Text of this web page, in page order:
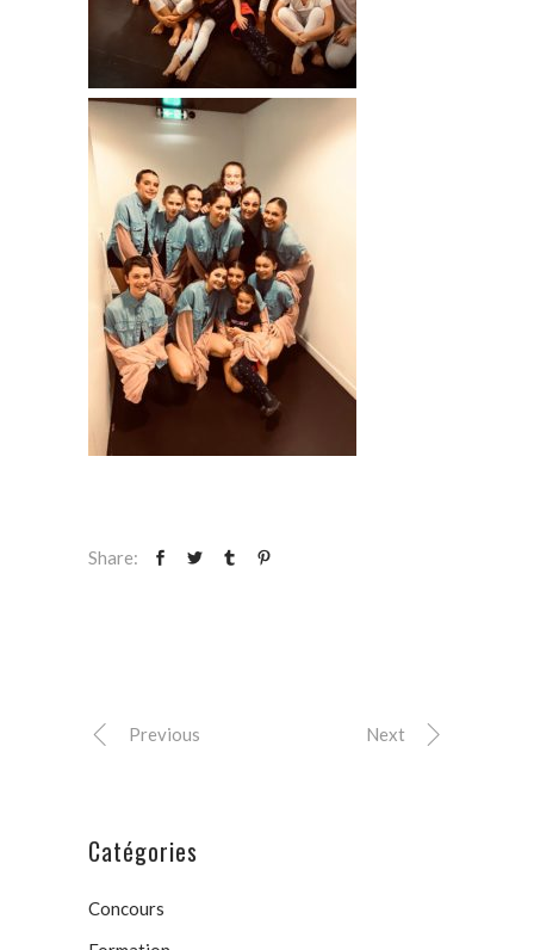
Share:
Previous Next
Catégories
Concours